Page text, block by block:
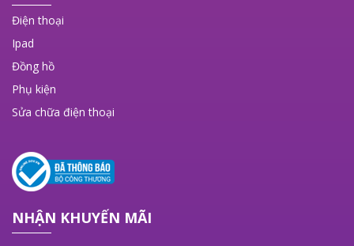
Điện thoại
Ipad
Đồng hồ
Phụ kiện
Sửa chữa điện thoại
NHẬN KHUYẾN MÃI